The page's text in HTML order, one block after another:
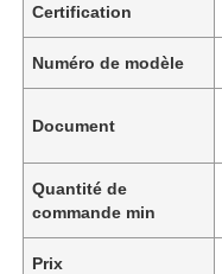
Certification
Numéro de modèle
Document
Quantité de
commande min
Prix